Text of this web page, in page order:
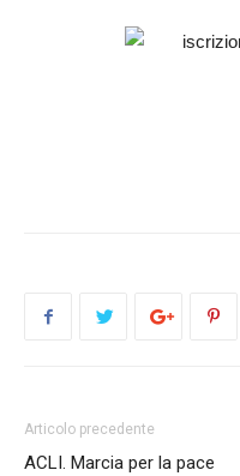
Articolo precedente
ACLI. Marcia per la pace